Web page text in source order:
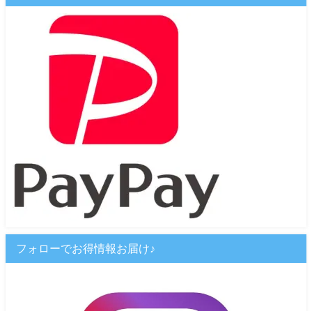
フォローでお得情報お届け♪